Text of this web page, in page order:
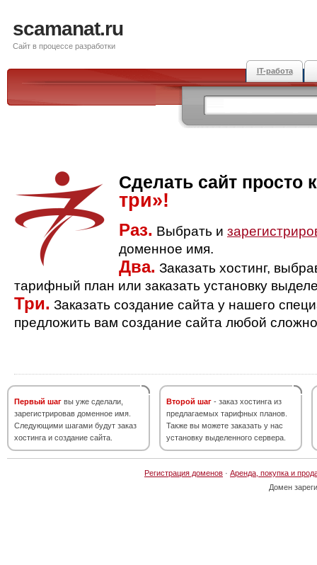
scamanat.ru
Сайт в процессе разработки
IT-работа
Сделать сайт просто
три»!
Раз. Выбрать и
доменное имя.
Два. Заказать хостинг,
тарифный план или заказать установку
Три. Заказать создание сайта у нашего
предложить вам создание сайта любой
Первый шаг вы уже сделали,
зарегистрировав доменное имя.
Следующими шагами будут заказ
хостинга и создание сайта.
Второй шаг - заказ хостинга из
предлагаемых тарифных планов.
Также вы можете заказать у нас
установку выделенного сервера.
Регистрация доменов · Аренда, покупка и
Домен